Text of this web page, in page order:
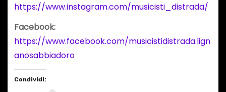
https://www.instagram.com/musicisti_distrada/
Facebook:
https://www.facebook.com/musicistidistrada.lign
anosabbiadoro
Condividi: